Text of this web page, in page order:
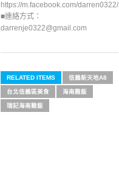
https://m.facebook.com/darren0322/
■連絡方式：
darrenje0322@gmail.com
RELATED ITEMS 信義新天地A8
台北信義區美食 海南雞飯
瑞記海南雞飯